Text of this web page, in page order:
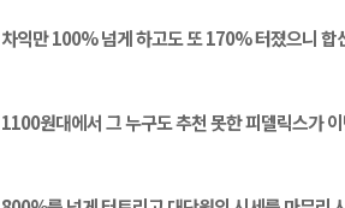
차익만 100% 넘게 하고도 또 170% 터졌으니
1100원대에서 그 누구도 추천 못한 피델릭스가